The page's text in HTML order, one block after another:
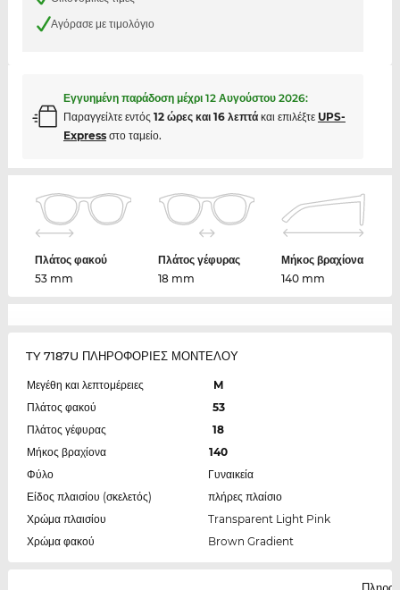
Αγόρασε με τιμολόγιο
Εγγυημένη παράδοση μέχρι 12 Αυγούστου 2026:
Παραγγείλτε εντός 12 ώρες και 16 λεπτάκαι επιλέξτε UPS-
Expressστο ταμείο.
Πλάτος φακού
53 mm
Πλάτος γέφυρας
18 mm
Μήκος βραχίονα
140 mm
TY 7187U ΠΛΗΡΟΦΟΡΙΕΣ ΜΟΝΤΕΛΟΥ
Μεγέθη και λεπτομέρειες
M
Πλάτος φακού
53
Πλάτος γέφυρας
18
Μήκος βραχίονα
140
Φύλο
Γυναικεία
Είδος πλαισίου (σκελετός)
πλήρες πλαίσιο
Χρώμα πλαισίου
Transparent Light Pink
Χρώμα φακού
Brown Gradient